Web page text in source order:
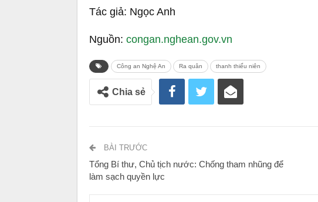
Tác giả: Ngọc Anh
Nguồn: congan.nghean.gov.vn
Công an Nghệ An Ra quân thanh thiếu niên
Chia sẻ
BÀI TRƯỚC
Tổng Bí thư, Chủ tịch nước: Chống tham nhũng để
làm sạch quyền lực